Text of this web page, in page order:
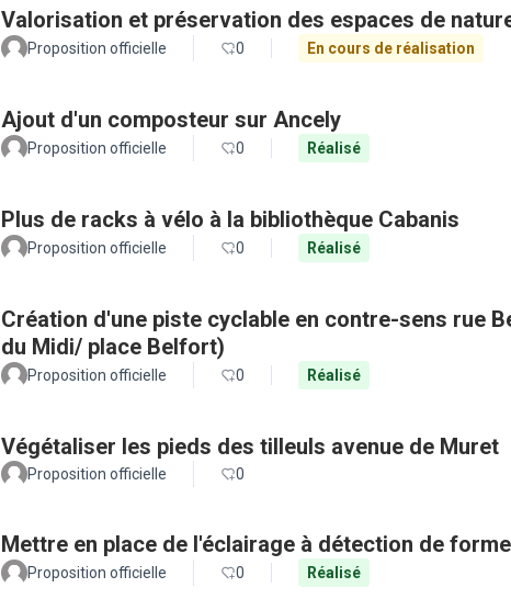
Valorisation et préservation des espaces de
Proposition officielle 0 En cours de réalisation
Ajout d'un composteur sur Ancely
Proposition officielle 0 Réalisé
Plus de racks à vélo à la bibliothèque Cabanis
Proposition officielle 0 Réalisé
Création d'une piste cyclable en contre-sens rue
du Midi/ place Belfort)
Proposition officielle 0 Réalisé
Végétaliser les pieds des tilleuls avenue de Muret
Proposition officielle 0
Mettre en place de l'éclairage à détection de
Proposition officielle 0 Réalisé